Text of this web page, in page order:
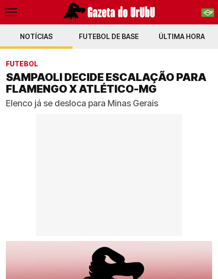
PT-BR
NOTÍCIAS FUTEBOL DE BASE ÚLTIMA HORA
FUTEBOL
SAMPAOLI DECIDE ESCALAÇÃO PARA
FLAMENGO X ATLÉTICO-MG
Elenco já se desloca para Minas Gerais